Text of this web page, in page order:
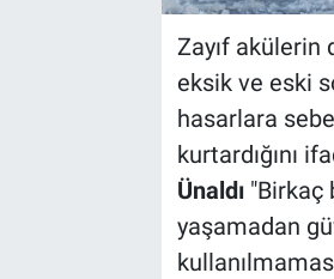
Zayıf akülerin
eksik ve eski
hasarlara
kurtardığını
Ünaldı"Birkaç
yaşamadan